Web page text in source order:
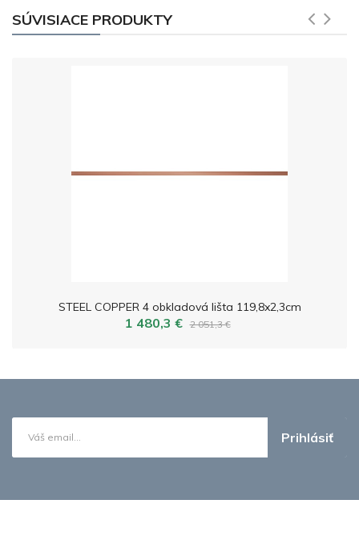
SÚVISIACE PRODUKTY
STEEL COPPER 4 obkladová lišta 119,8x2,3cm
1 480,3 € 2 051,3 €
Prihlásiť